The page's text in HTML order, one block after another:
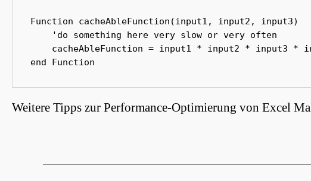
Function cacheAbleFunction(input1, input2, input3)
'do something here very slow or very often
cacheAbleFunction = input1 * input2 * input3 *
end Function
Weitere Tipps zur Performance-Optimierung von Excel